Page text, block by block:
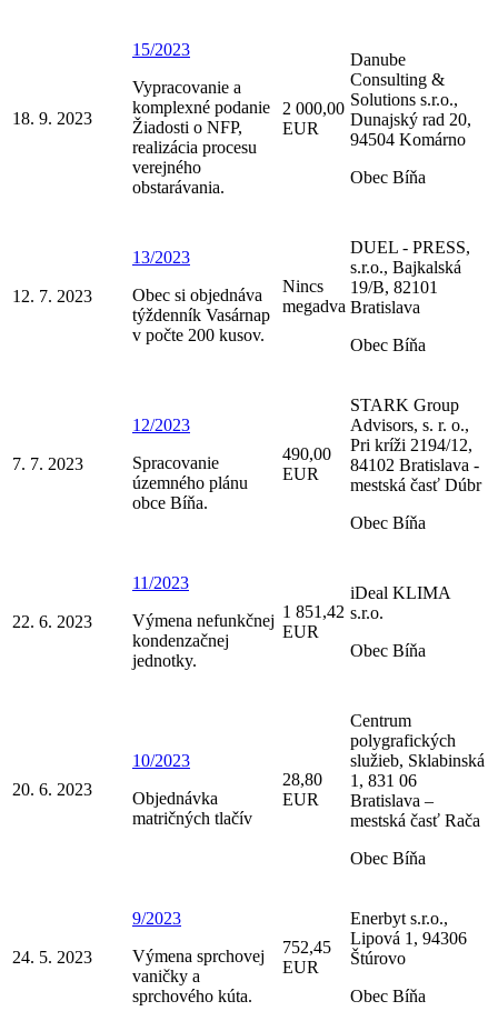
18. 9. 2023
15/2023
Vypracovanie a
komplexné podanie
Žiadosti o NFP,
realizácia procesu
verejného
obstarávania.
2 000,00
EUR
Danube
Consulting &
Solutions s.r.o.,
Dunajský rad 20,
94504 Komárno
Obec Bíňa
12. 7. 2023
13/2023
Obec si objednáva
týždenník Vasárnap
v počte 200 kusov.
Nincs
megadva
DUEL - PRESS,
s.r.o., Bajkalská
19/B, 82101
Bratislava
Obec Bíňa
7. 7. 2023
12/2023
Spracovanie
územného plánu
obce Bíňa.
490,00
EUR
STARK Group
Advisors, s. r. o.,
Pri kríži 2194/12,
84102 Bratislava -
mestská časť Dúbr
Obec Bíňa
22. 6. 2023
11/2023
Výmena nefunkčnej
kondenzačnej
jednotky.
1 851,42
EUR
iDeal KLIMA
s.r.o.
Obec Bíňa
20. 6. 2023
10/2023
Objednávka
matričných tlačív
28,80
EUR
Centrum
polygrafických
služieb, Sklabinská
1, 831 06
Bratislava –
mestská časť Rača
Obec Bíňa
24. 5. 2023
9/2023
Výmena sprchovej
vaničky a
sprchového kúta.
752,45
EUR
Enerbyt s.r.o.,
Lipová 1, 94306
Štúrovo
Obec Bíňa